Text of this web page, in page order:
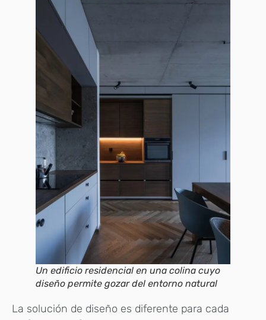
Un edificio residencial en una colina cuyo
diseño permite gozar del entorno natural
La solución de diseño es diferente para cada